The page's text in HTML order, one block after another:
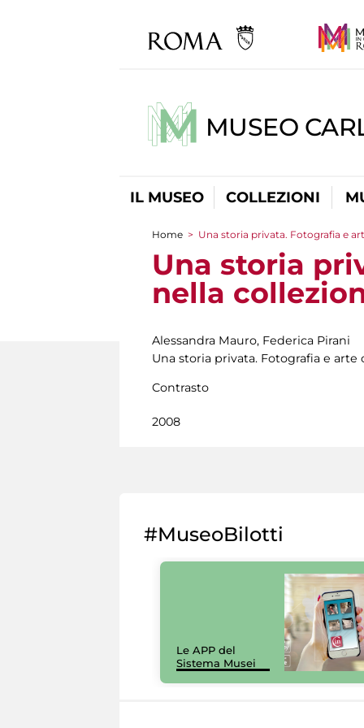
MUSEO
IL MUSEO COLLEZIONI
Tu sei qui
Home > Una storia privata. Fotografia e
Una storia
nella
Alessandra Mauro, Federica Pirani
Una storia privata. Fotografia e
Contrasto
2008
#MuseoBilotti
Le APP del
Sistema Musei